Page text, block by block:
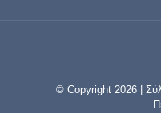
© Copyright 2026 |